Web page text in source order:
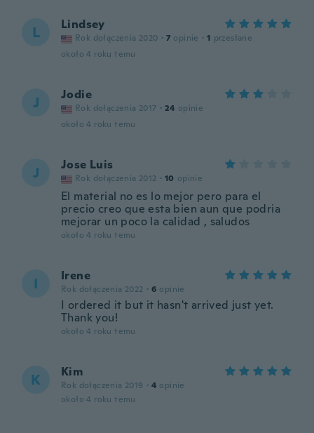
L Lindsey
Rok dołączenia 2020 · 7 opinie · 1 przesłane
około 4 roku temu
J Jodie
Rok dołączenia 2017 · 24 opinie
około 4 roku temu
J Jose Luis
Rok dołączenia 2012 · 10 opinie
El material no es lo mejor pero para el
precio creo que esta bien aun que podria
mejorar un poco la calidad , saludos
około 4 roku temu
I Irene
Rok dołączenia 2022 · 6 opinie
I ordered it but it hasn't arrived just yet.
Thank you!
około 4 roku temu
K Kim
Rok dołączenia 2019 · 4 opinie
około 4 roku temu